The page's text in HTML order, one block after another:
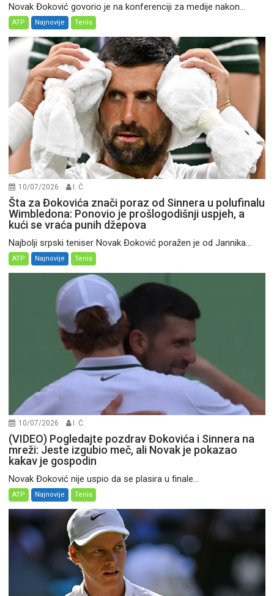
Novak Đoković govorio je na konferenciji za medije nakon...
ATP Najnovije Tenis
10/07/2026 I. Ć.
Šta za Đokovića znači poraz od Sinnera u polufinalu
Wimbledona: Ponovio je prošlogodišnji uspjeh, a
kući se vraća punih džepova
Najbolji srpski teniser Novak Đoković poražen je od Jannika...
ATP Najnovije Tenis
10/07/2026 I. Ć.
(VIDEO) Pogledajte pozdrav Đokovića i Sinnera na
mreži: Jeste izgubio meč, ali Novak je pokazao
kakav je gospodin
Novak Đoković nije uspio da se plasira u finale...
ATP Najnovije Tenis